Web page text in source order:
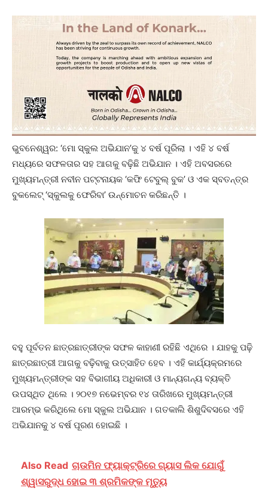
ଭୁବନେଶ୍ୱର: ‘ମୋ ସ୍କୁଲ ଅଭିଯାନ’କୁ ୪ ବର୍ଷ ପୂରିଲା । ଏହି ୪ ବର୍ଷ
ମଧ୍ୟରେ ସଫଳତାର ସହ ଆଗକୁ ବଢ଼ିଛି ଅଭିଯାନ । ଏହି ଅବସରରେ
ମୁଖ୍ୟମନ୍ତ୍ରୀ ନବୀନ ପଟ୍ଟନାୟକ ‘କଫି ଟେବୁଲ୍ ବୁକ’ ଓ ଏକ ସ୍ବତନ୍ତ୍ର
ବୁକଲେଟ୍ ‘ସ୍କୁଲକୁ ଫେରିବା’ ଉନ୍ମୋଚନ କରିଛନ୍ତି ।
ବହୁ ପୂର୍ବତନ ଛାତ୍ରଛାତ୍ରୀଙ୍କ ସଫଳ କାହାଣୀ ରହିଛି ଏଥିରେ । ଯାହକୁ ପଢ଼ି
ଛାତ୍ରଛାତ୍ରୀ ଆଗକୁ ବଢ଼ିବାକୁ ଉତ୍ସାହିତ ହେବ । ଏହି କାର୍ଯ୍ୟକ୍ରମରେ
ମୁଖ୍ୟମନ୍ତ୍ରୀଙ୍କ ସହ ବିଭାଗୀୟ ଅଧିକାରୀ ଓ ମାନ୍ୟଗନ୍ୟ ବ୍ୟକ୍ତି
ଉପସ୍ଥିତ ଥିଲେ । ୨୦୧୭ ନଭେମ୍ବର ୧୪ ତାରିଖରେ ମୁଖ୍ୟମନ୍ତ୍ରୀ
ଆରମ୍ଭ କରିଥିଲେ ମୋ ସ୍କୁଲ ଅଭିଯାନ । ଗତକାଲି ଶିଶୁଦିବସରେ ଏହି
ଅଭିଯାନକୁ ୪ ବର୍ଷ ପୂରଣ ହୋଇଛି ।
Also Read ଚାଉମିନ ଫ୍ୟାକ୍ଟ୍ରିରେ ଗ୍ୟାସ ଲିକ ଯୋଗୁଁ
ଶ୍ୱାସରୁଦ୍ଧ ହୋଇ ୩ ଶ୍ରମିକଙ୍କ ମୃତ୍ୟୁ